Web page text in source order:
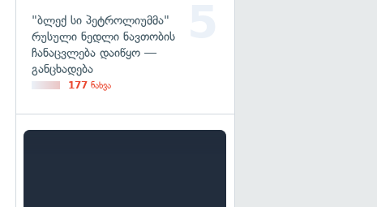
"ბლექ სი პეტროლიუმმა"
რუსული ნედლი ნავთობის
ჩანაცვლება დაიწყო —
განცხადება
177 ნახვა